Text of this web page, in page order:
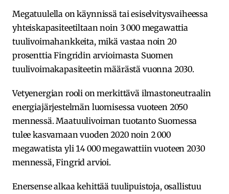
Megatuulella on käynnissä tai esiselvitysvaiheessa
yhteiskapasiteetiltaan noin 3 000 megawattia
tuulivoimahankkeita, mikä vastaa noin 20
prosenttia Fingridin arvioimasta Suomen
tuulivoimakapasiteetin määrästä vuonna 2030.
Vetyenergian rooli on merkittävä ilmastoneutraalin
energiajärjestelmän luomisessa vuoteen 2050
mennessä. Maatuulivoiman tuotanto Suomessa
tulee kasvamaan vuoden 2020 noin 2 000
megawatista yli 14 000 megawattiin vuoteen 2030
mennessä, Fingrid arvioi.
Enersense alkaa kehittää tuulipuistoja, osallistuu